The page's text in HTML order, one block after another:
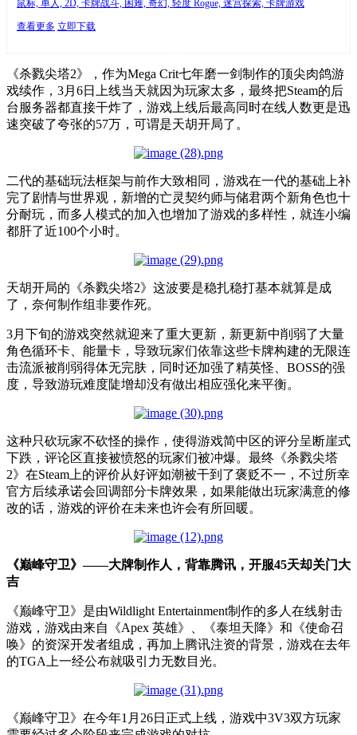
鼠标, 单人, 2D, 卡牌战斗, 困难, 奇幻, 轻度 Rogue, 迷宫探索, 卡牌游戏
查看更多 立即下载
《杀戮尖塔2》，作为Mega Crit七年磨一剑制作的顶尖肉鸽游
戏续作，3月6日上线当天就因为玩家太多，最终把Steam的后
台服务器都直接干炸了，游戏上线后最高同时在线人数更是迅
速突破了夸张的57万，可谓是天胡开局了。
二代的基础玩法框架与前作大致相同，游戏在一代的基础上补
完了剧情与世界观，新增的亡灵契约师与储君两个新角色也十
分耐玩，而多人模式的加入也增加了游戏的多样性，就连小编
都肝了近100个小时。
天胡开局的《杀戮尖塔2》这波要是稳扎稳打基本就算是成
了，奈何制作组非要作死。
3月下旬的游戏突然就迎来了重大更新，新更新中削弱了大量
角色循环卡、能量卡，导致玩家们依靠这些卡牌构建的无限连
击流派被削弱得体无完肤，同时还加强了精英怪、BOSS的强
度，导致游玩难度陡增却没有做出相应强化来平衡。
这种只砍玩家不砍怪的操作，使得游戏简中区的评分呈断崖式
下跌，评论区直接被愤怒的玩家们被冲爆。最终《杀戮尖塔
2》在Steam上的评价从好评如潮被干到了褒贬不一，不过所幸
官方后续承诺会回调部分卡牌效果，如果能做出玩家满意的修
改的话，游戏的评价在未来也许会有所回暖。
《巅峰守卫》——大牌制作人，背靠腾讯，开服45天却关门大
吉
《巅峰守卫》是由Wildlight Entertainment制作的多人在线射击
游戏，游戏由来自《Apex 英雄》、《泰坦天降》和《使命召
唤》的资深开发者组成，再加上腾讯注资的背景，游戏在去年
的TGA上一经公布就吸引力无数目光。
《巅峰守卫》在今年1月26日正式上线，游戏中3V3双方玩家